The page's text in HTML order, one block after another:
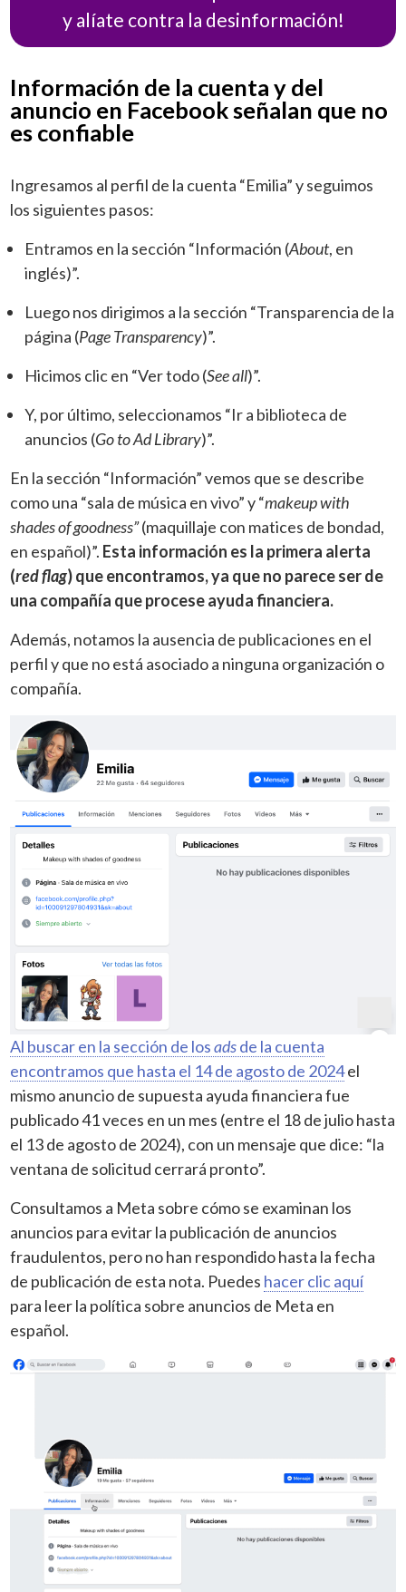
y alíate contra la desinformación!
Información de la cuenta y del
anuncio en Facebook señalan que no
es confiable
Ingresamos al perfil de la cuenta “Emilia” y seguimos
los siguientes pasos:
Entramos en la sección “Información (About, en
inglés)”.
Luego nos dirigimos a la sección “Transparencia de la
página (Page Transparency)”.
Hicimos clic en “Ver todo (See all)”.
Y, por último, seleccionamos “Ir a biblioteca de
anuncios (Go to Ad Library)”.
En la sección “Información” vemos que se describe
como una “sala de música en vivo” y “makeup with
shades of goodness”(maquillaje con matices de bondad,
en español)”. Esta información es la primera alerta
(red flag) que encontramos, ya que no parece ser de
una compañía que procese ayuda financiera.
Además, notamos la ausencia de publicaciones en el
perfil y que no está asociado a ninguna organización o
compañía.
Al buscar en la sección de losadsde la cuenta
encontramos que hasta el 14 de agosto de 2024el
mismo anuncio de supuesta ayuda financiera fue
publicado 41 veces en un mes (entre el 18 de julio hasta
el 13 de agosto de 2024), con un mensaje que dice: “la
ventana de solicitud cerrará pronto”.
Consultamos a Meta sobre cómo se examinan los
anuncios para evitar la publicación de anuncios
fraudulentos, pero no han respondido hasta la fecha
de publicación de esta nota. Puedes hacer clic aquí
para leer la política sobre anuncios de Meta en
español.